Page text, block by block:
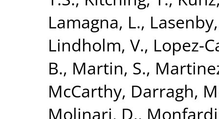
Lamagna, L.,
Lindholm, V., Lopez-
B., Martin, S.,
McCarthy, Darragh,
Molinari, D.,